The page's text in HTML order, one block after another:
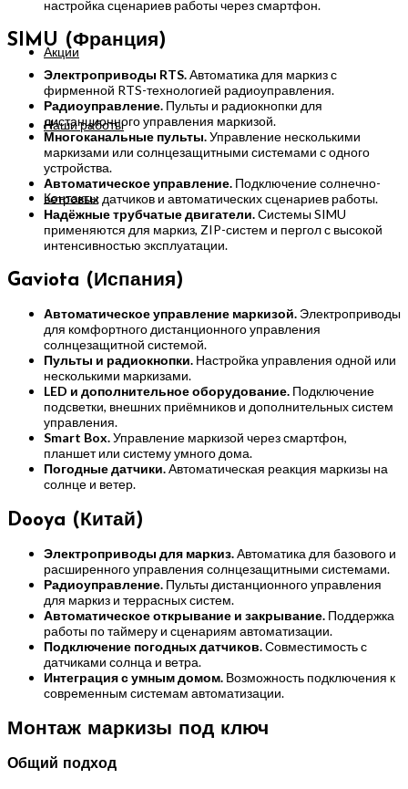
Акции
Наши работы
Контакты
настройка сценариев работы через смартфон.
SIMU (Франция)
Электроприводы RTS.Автоматика для маркиз с
фирменной RTS-технологией радиоуправления.
Радиоуправление. Пульты и радиокнопки для
дистанционного управления маркизой.
Многоканальные пульты.Управление несколькими
маркизами или солнцезащитными системами с одного
устройства.
Автоматическое управление. Подключение солнечно-
ветровых датчиков и автоматических сценариев работы.
Надёжные трубчатые двигатели.Системы SIMU
применяются для маркиз, ZIP-систем и пергол с высокой
интенсивностью эксплуатации.
Gaviota (Испания)
Автоматическое управление маркизой. Электроприводы
для комфортного дистанционного управления
солнцезащитной системой.
Пульты и радиокнопки. Настройка управления одной или
несколькими маркизами.
LED и дополнительное оборудование. Подключение
подсветки, внешних приёмников и дополнительных систем
управления.
Smart Box.Управление маркизой через смартфон,
планшет или систему умного дома.
Погодные датчики.Автоматическая реакция маркизы на
солнце и ветер.
Dooya (Китай)
Электроприводы для маркиз.Автоматика для базового и
расширенного управления солнцезащитными системами.
Радиоуправление. Пульты дистанционного управления
для маркиз и террасных систем.
Автоматическое открывание и закрывание. Поддержка
работы по таймеру и сценариям автоматизации.
Подключение погодных датчиков.Совместимость с
датчиками солнца и ветра.
Интеграция с умным домом. Возможность подключения к
современным системам автоматизации.
Монтаж маркизы под ключ
Общий подход